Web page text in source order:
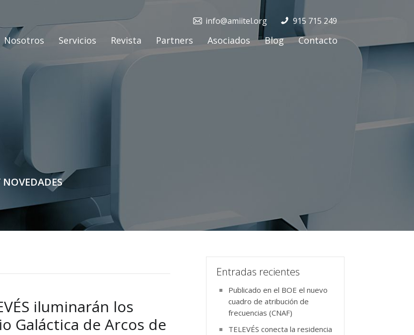
915 715 249
info@amiitel.org
Nosotros Servicios Revista Partners Asociados Blog Contacto
iluminarán los
Galáctica de Arcos de
Entradas recientes
Publicado en el BOE el nuevo
cuadro de atribución de
frecuencias (CNAF)
TELEVÉS conecta la residencia